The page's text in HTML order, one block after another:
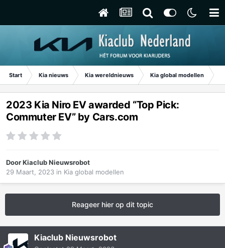
Start Kia nieuws Kia wereldnieuws Kia global modellen
2023 Kia Niro EV awarded “Top Pick:
Commuter EV” by Cars.com
DoorKiaclub Nieuwsrobot
29 Maart, 2023 in Kia global modellen
Reageer hier op dit topic
Kiaclub Nieuwsrobot